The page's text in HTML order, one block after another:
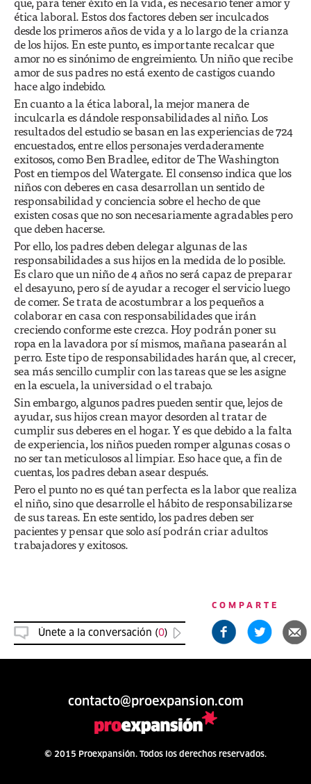
ética laboral. Estos dos factores deben ser inculcados
desde los primeros años de vida y a lo largo de la crianza
de los hijos. En este punto, es importante recalcar que
amor no es sinónimo de engreimiento. Un niño que recibe
amor de sus padres no está exento de castigos cuando
hace algo indebido.
En cuanto a la ética laboral, la mejor manera de
inculcarla es dándole responsabilidades al niño. Los
resultados del estudio se basan en las experiencias de 724
encuestados, entre ellos personajes verdaderamente
exitosos, como Ben Bradlee, editor de The Washington
Post en tiempos del Watergate. El consenso indica que los
niños con deberes en casa desarrollan un sentido de
responsabilidad y conciencia sobre el hecho de que
existen cosas que no son necesariamente agradables pero
que deben hacerse.
Por ello, los padres deben delegar algunas de las
responsabilidades a sus hijos en la medida de lo posible.
Es claro que un niño de 4 años no será capaz de preparar
el desayuno, pero sí de ayudar a recoger el servicio luego
de comer. Se trata de acostumbrar a los pequeños a
colaborar en casa con responsabilidades que irán
creciendo conforme este crezca. Hoy podrán poner su
ropa en la lavadora por sí mismos, mañana pasearán al
perro. Este tipo de responsabilidades harán que, al crecer,
sea más sencillo cumplir con las tareas que se les asigne
en la escuela, la universidad o el trabajo.
Sin embargo, algunos padres pueden sentir que, lejos de
ayudar, sus hijos crean mayor desorden al tratar de
cumplir sus deberes en el hogar. Y es que debido a la falta
de experiencia, los niños pueden romper algunas cosas o
no ser tan meticulosos al limpiar. Eso hace que, a fin de
cuentas, los padres deban asear después.
Pero el punto no es qué tan perfecta es la labor que realiza
el niño, sino que desarrolle el hábito de responsabilizarse
de sus tareas. En este sentido, los padres deben ser
pacientes y pensar que solo así podrán criar adultos
trabajadores y exitosos.
Únete a la conversación (0)
COMPARTE
contacto@proexpansion.com
© 2015 Proexpansión. Todos los derechos reservados.